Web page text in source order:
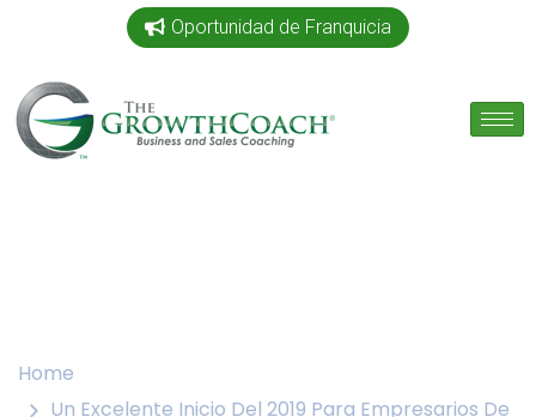
Oportunidad de Franquicia
Home
Un Excelente Inicio Del 2019 Para Empresarios De